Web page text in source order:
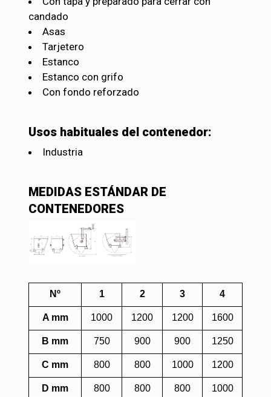
candado
Asas
Tarjetero
Estanco
Estanco con grifo
Con fondo reforzado
Usos habituales del contenedor:
Industria
MEDIDAS ESTÁNDAR DE
CONTENEDORES
Nº 1 2 3 4
A mm 1000 1200 1200 1600
B mm 750 900 900 1250
C mm 800 800 1000 1200
D mm 800 800 800 1000